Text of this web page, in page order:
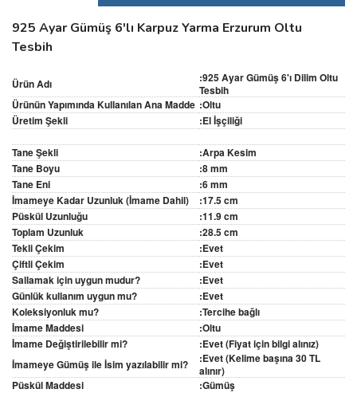
925 Ayar Gümüş 6'lı Karpuz Yarma Erzurum Oltu
Tesbih
Ürün Adı
:925 Ayar Gümüş 6'ı Dilim Oltu
Tesbih
Ürünün Yapımında Kullanılan Ana Madde :Oltu
Üretim Şekli
:El İşçiliği
Tane Şekli
:Arpa Kesim
Tane Boyu
:8 mm
Tane Eni
:6 mm
İmameye Kadar Uzunluk (İmame Dahil)
:17.5 cm
Püskül Uzunluğu
:11.9 cm
Toplam Uzunluk
:28.5 cm
Tekli Çekim
:Evet
Çiftli Çekim
:Evet
Sallamak için uygun mudur?
:Evet
Günlük kullanım uygun mu?
:Evet
Koleksiyonluk mu?
:Tercihe bağlı
İmame Maddesi
:Oltu
İmame Değiştirilebilir mi?
:Evet (Fiyat için bilgi alınız)
İmameye Gümüş ile İsim yazılabilir mi?
:Evet (Kelime başına 30 TL
alınır)
Püskül Maddesi
:Gümüş